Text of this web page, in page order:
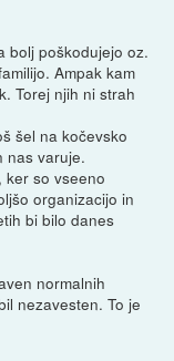
bolj poškodujejo oz.
Ampak kam
Torej njih ni strah
šel na kočevsko
nas varuje.
ker so vseeno
organizacijo in
bi bilo danes
normalnih
nezavesten. To je